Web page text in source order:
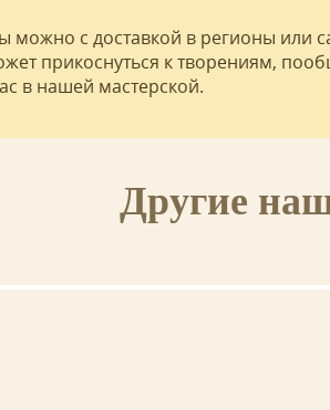
можно с доставкой в регионы
прикоснуться к творениям,
в нашей мастерской.
Другие